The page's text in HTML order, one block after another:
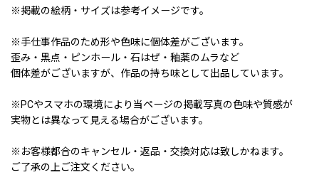
※掲載の絵柄・サイズは参考イメージです。
※手仕事作品のため形や色味に個体差がございます。
歪み・黒点・ピンホール・石はぜ・釉薬のムラなど
個体差がございますが、作品の持ち味として出品しています。
※PCやスマホの環境により当ページの掲載写真の色味や質感が
実物とは異なって見える場合がございます。
※お客様都合のキャンセル・返品・交換対応は致しかねます。
ご了承の上ご注文ください。